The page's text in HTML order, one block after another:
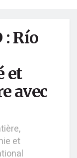
: Río
et
avec
et